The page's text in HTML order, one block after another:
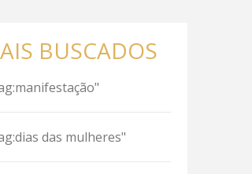
BUSCADOS
das mulheres"